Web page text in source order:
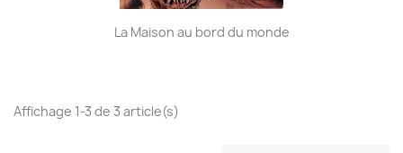
La Maison au bord du monde
Affichage 1-3 de 3 article(s)